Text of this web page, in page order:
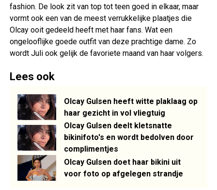
fashion. De look zit van top tot teen goed in elkaar, maar
vormt ook een van de meest verrukkelijke plaatjes die
Olcay ooit gedeeld heeft met haar fans. Wat een
ongelooflijke goede outfit van deze prachtige dame. Zo
wordt Juli ook gelijk de favoriete maand van haar volgers.
Lees ook
Olcay Gulsen heeft witte plaklaag op
haar gezicht in vol vliegtuig
Olcay Gulsen deelt kletsnatte
bikinifoto's en wordt bedolven door
complimentjes
Olcay Gulsen doet haar bikini uit
voor foto op afgelegen strandje